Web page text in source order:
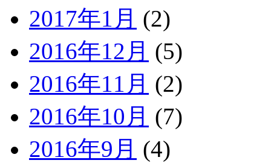
2017年1月 (2)
2016年12月 (5)
2016年11月 (2)
2016年10月 (7)
2016年9月 (4)